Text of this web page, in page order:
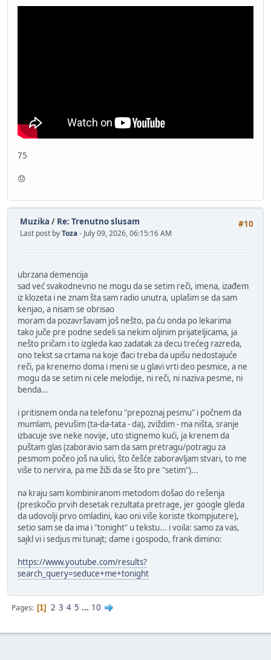
75
😞
#10
Muzika / Re: Trenutno slusam
Last post byToza- July 09, 2026, 06:15:16 AM
ubrzana demencija
sad već svakodnevno ne mogu da se setim reči, imena, izađem
iz klozeta i ne znam šta sam radio unutra, uplašim se da sam
kenjao, a nisam se obrisao
moram da pozavršavam još nešto, pa ću onda po lekarima
tako juče pre podne sedeli sa nekim oljinim prijateljicama, ja
nešto pričam i to izgleda kao zadatak za decu trećeg razreda,
ono tekst sa crtama na koje đaci treba da upišu nedostajuće
reči, pa krenemo doma i meni se u glavi vrti deo pesmice, a ne
mogu da se setim ni cele melodije, ni reči, ni naziva pesme, ni
benda...
i pritisnem onda na telefonu "prepoznaj pesmu" i počnem da
mumlam, pevušim (ta-da-tata - da), zviždim - ma ništa, sranje
izbacuje sve neke novije, uto stignemo kući, ja krenem da
puštam glas (zaboravio sam da sam pretragu/potragu za
pesmom počeo još na ulici, što češće zaboravljam stvari, to me
više to nervira, pa me žiži da se što pre "setim")...
na kraju sam kombiniranom metodom došao do rešenja
(preskočio prvih desetak rezultata pretrage, jer google gleda
da udovolji prvo omladini, kao oni više koriste tkompjutere),
setio sam se da ima i "tonight" u tekstu... i voila: samo za vas,
sajkl vi i sedjus mi tunajt; dame i gospodo, frank dimino:
https://www.youtube.com/results?
search_query=seduce+me+tonight
Pages 1 2 3 4 5 ... 10